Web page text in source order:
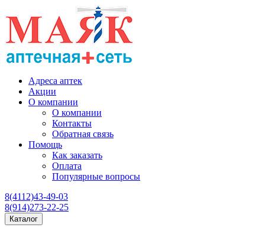
Адреса аптек
Акции
О компании
О компании
Контакты
Обратная связь
Помощь
Как заказать
Оплата
Популярные вопросы
8(4112)43-49-03
8(914)273-22-25
Каталог